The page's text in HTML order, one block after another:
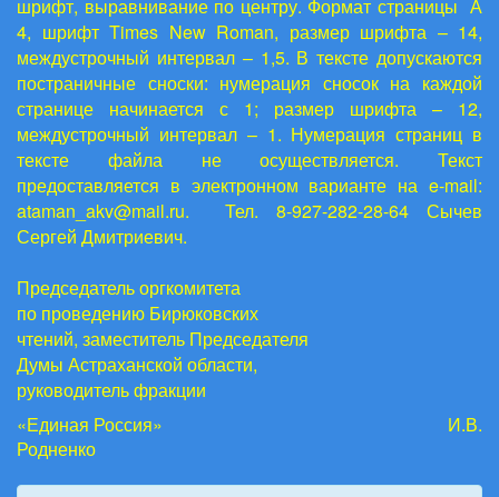
шрифт, выравнивание по центру. Формат страницы А
4, шрифт Times New Roman, размер шрифта – 14,
междустрочный интервал – 1,5. В тексте допускаются
постраничные сноски: нумерация сносок на каждой
странице начинается с 1; размер шрифта – 12,
междустрочный интервал – 1. Нумерация страниц в
тексте файла не осуществляется. Текст
предоставляется в электронном варианте на e-mail:
ataman akv@mail.ru. Тел. 8-927-282-28-64 Сычев
Сергей Дмитриевич.
Председатель оргкомитета
по проведению Бирюковских
чтений, заместитель Председателя
Думы Астраханской области,
руководитель фракции
«Единая Россия» И.В.
Родненко